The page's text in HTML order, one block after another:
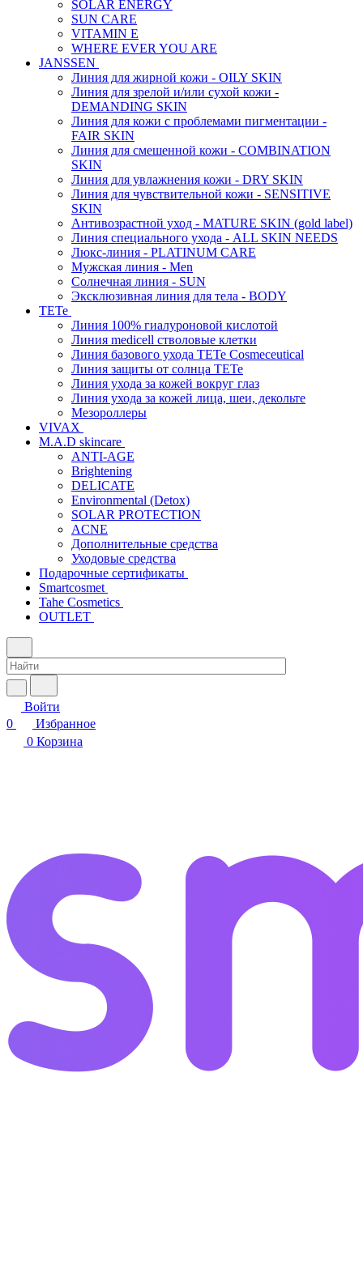
SOLAR ENERGY
SUN CARE
VITAMIN E
WHERE EVER YOU ARE
JANSSEN
Линия для жирной кожи - OILY SKIN
Линия для зрелой и/или сухой кожи -
DEMANDING SKIN
Линия для кожи с проблемами пигментации -
FAIR SKIN
Линия для смешенной кожи - COMBINATION
SKIN
Линия для увлажнения кожи - DRY SKIN
Линия для чувствительной кожи - SENSITIVE
SKIN
Антивозрастной уход - MATURE SKIN (gold label)
Линия специального ухода - ALL SKIN NEEDS
Люкс-линия - PLATINUM CARE
Мужская линия - Men
Солнечная линия - SUN
Эксклюзивная линия для тела - BODY
TETe
Линия 100% гиалуроновой кислотой
Линия medicell стволовые клетки
Линия базового ухода TETe Cosmeceutical
Линия защиты от солнца TETe
Линия ухода за кожей вокруг глаз
Линия ухода за кожей лица, шеи, декольте
Мезороллеры
VIVAX
M.A.D skincare
ANTI-AGE
Brightening
DELICATE
Environmental (Detox)
SOLAR PROTECTION
АCNE
Дополнительные средства
Уходовые средства
Подарочные сертификаты
Smartcosmet
Tahe Cosmetics
OUTLET
Войти
0
Избранное
0 Корзина